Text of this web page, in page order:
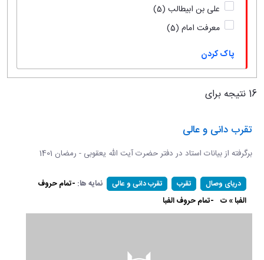
علی بن ابیطالب (5)
معرفت امام (5)
پاک کردن
16 نتیجه برای
تقرب دانی و عالی
برگرفته از بیانات استاد در دفتر حضرت آیت الله یعقوبی - رمضان 1401
دریای وصال تقرب تقرب دانی و عالی نمایه ها: -تمام حروف
الفبا » ت -تمام حروف الفبا